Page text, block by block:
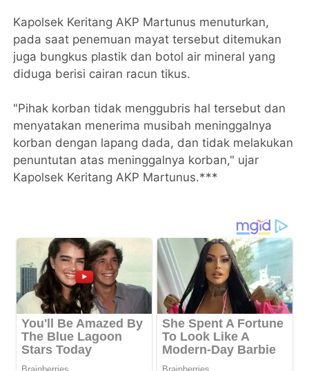
Kapolsek Keritang AKP Martunus menuturkan,
pada saat penemuan mayat tersebut ditemukan
juga bungkus plastik dan botol air mineral yang
diduga berisi cairan racun tikus.
"Pihak korban tidak menggubris hal tersebut dan
menyatakan menerima musibah meninggalnya
korban dengan lapang dada, dan tidak melakukan
penuntutan atas meninggalnya korban," ujar
Kapolsek Keritang AKP Martunus.***